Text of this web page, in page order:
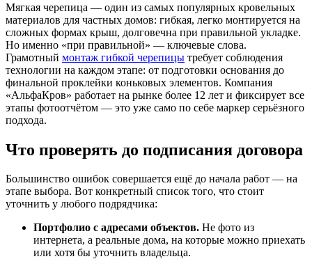
Мягкая черепица — один из самых популярных кровельных
материалов для частных домов: гибкая, легко монтируется на
сложных формах крыш, долговечна при правильной укладке.
Но именно «при правильной» — ключевые слова.
Грамотный монтаж гибкой черепицы требует соблюдения
технологии на каждом этапе: от подготовки основания до
финальной проклейки коньковых элементов. Компания
«АльфаКров» работает на рынке более 12 лет и фиксирует все
этапы фотоотчётом — это уже само по себе маркер серьёзного
подхода.
Что проверять до подписания договора
Большинство ошибок совершается ещё до начала работ — на
этапе выбора. Вот конкретный список того, что стоит
уточнить у любого подрядчика:
Портфолио с адресами объектов. Не фото из
интернета, а реальные дома, на которые можно приехать
или хотя бы уточнить владельца.